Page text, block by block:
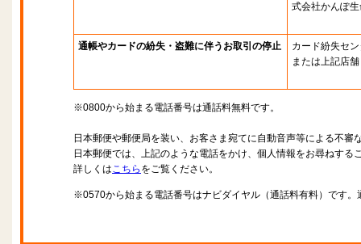
式会社かんぽ
通帳やカードの紛失・盗難に伴うお取引の停止
カード紛失セ
または上記店舗
※0800から始まる電話番号は通話料無料です。
日本郵便や郵便局を装い、お客さま宛てに自動音声等による不審
日本郵便では、上記のような電話をかけ、個人情報をお尋ねする
詳しくはこちら をご覧ください。
※0570から始まる電話番号はナビダイヤル（通話料有料）です